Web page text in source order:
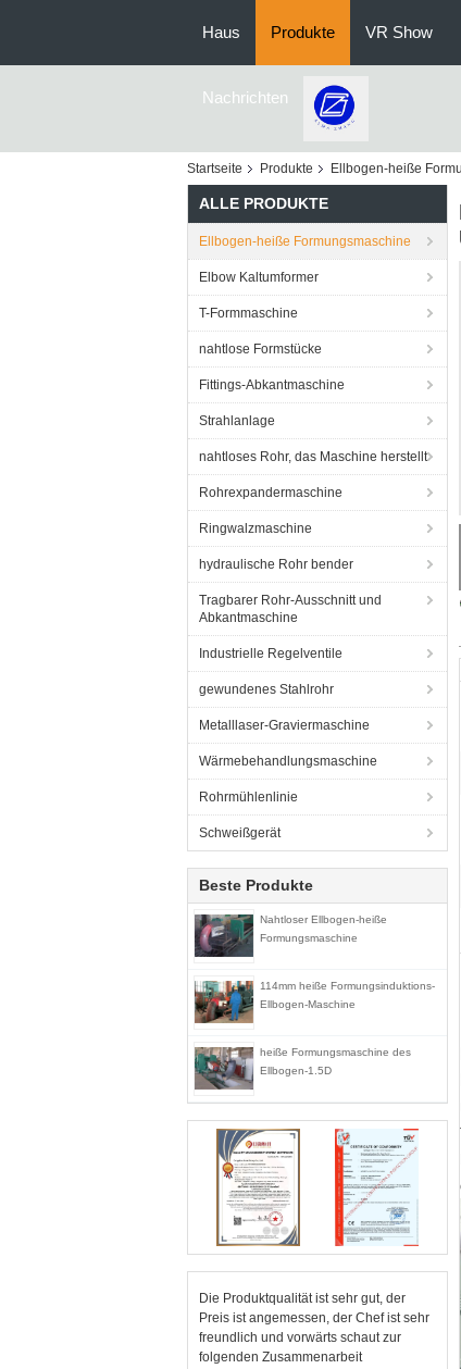
Haus Produkte VR Show
Nachrichten
Startseite Produkte Ellbogen-heiße
ALLE PRODUKTE
Ellbogen-heiße Formungsmaschine
Elbow Kaltumformer
T-Formmaschine
nahtlose Formstücke
Fittings-Abkantmaschine
Strahlanlage
nahtloses Rohr, das Maschine herstellt
Rohrexpandermaschine
Ringwalzmaschine
hydraulische Rohr bender
Tragbarer Rohr-Ausschnitt und
Abkantmaschine
Industrielle Regelventile
gewundenes Stahlrohr
Metalllaser-Graviermaschine
Wärmebehandlungsmaschine
Rohrmühlenlinie
Schweißgerät
Beste Produkte
Nahtloser Ellbogen-heiße
Formungsmaschine
114mm heiße Formungsinduktions-
Ellbogen-Maschine
heiße Formungsmaschine des
Ellbogen-1.5D
Die Produktqualität ist sehr gut, der
Preis ist angemessen, der Chef ist sehr
freundlich und vorwärts schaut zur
folgenden Zusammenarbeit